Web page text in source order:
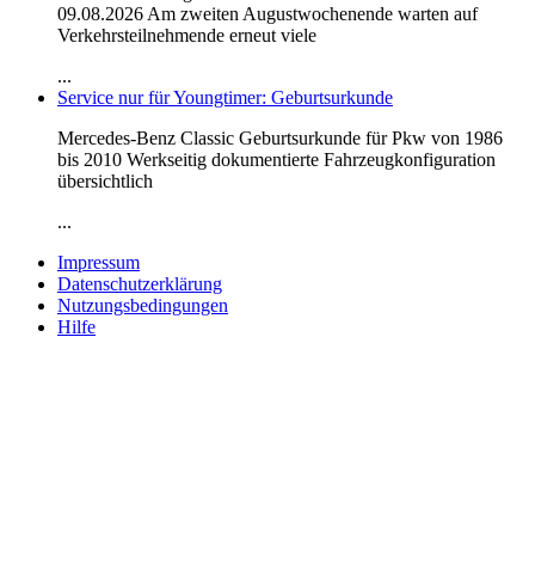
09.08.2026 Am zweiten Augustwochenende warten auf
Verkehrsteilnehmende erneut viele
...
Service nur für Youngtimer: Geburtsurkunde
Mercedes-Benz Classic Geburtsurkunde für Pkw von 1986
bis 2010 Werkseitig dokumentierte Fahrzeugkonfiguration
übersichtlich
...
Impressum
Datenschutzerklärung
Nutzungsbedingungen
Hilfe